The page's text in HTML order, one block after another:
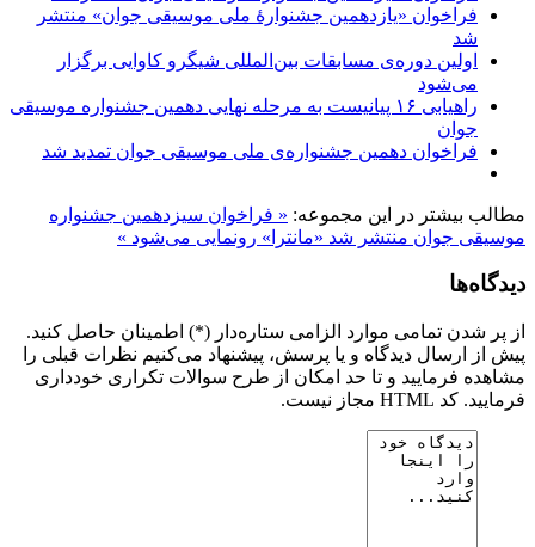
فراخوان «یازدهمین جشنوارۀ ملی موسیقی جوان» منتشر
شد
اولین دوره‌ی مسابقات بین‌المللی شیگرو کاوایی برگزار
می‌شود
راهیابی ۱۶ پیانیست به مرحله نهایی دهمین جشنواره موسیقی
جوان
فراخوان دهمین جشنواره‌ی ملی موسیقی جوان تمدید شد
مطالب بیشتر در این مجموعه: « فراخوان سیزدهمین جشنواره
موسیقی جوان منتشر شد «مانترا» رونمایی می‌شود »
دیدگاه‌ها
از پر شدن تمامی موارد الزامی ستاره‌دار (*) اطمینان حاصل کنید.
پیش از ارسال دیدگاه و یا پرسش، پیشنهاد می‌کنیم نظرات قبلی را
مشاهده فرمایید و تا حد امکان از طرح سوالات تکراری خودداری
فرمایید. کد HTML مجاز نیست.